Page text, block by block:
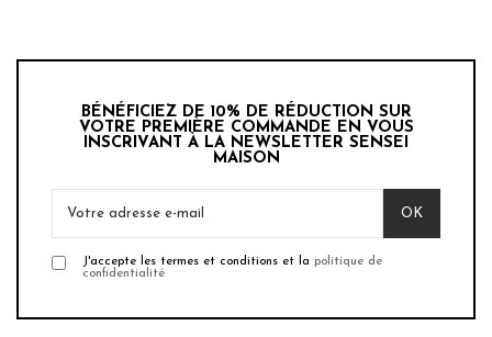
BÉNÉFICIEZ DE 10% DE RÉDUCTION SUR
VOTRE PREMIÈRE COMMANDE EN VOUS
INSCRIVANT À LA NEWSLETTER SENSEI
MAISON
J'accepte les termes et conditions et la politique de
confidentialité